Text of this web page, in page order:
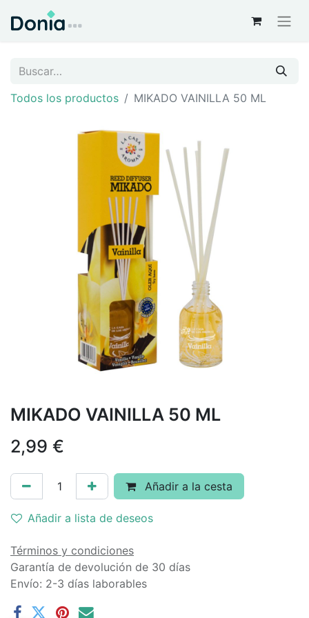
Todos los productos MIKADO VAINILLA 50 ML
MIKADO VAINILLA 50 ML
2,99 €
Añadir a la cesta
Añadir a lista de deseos
Términos y condiciones
Garantía de devolución de 30 días
Envío: 2-3 días laborables